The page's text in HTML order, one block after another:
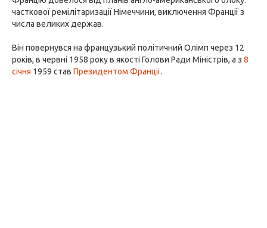
часткової ремілітаризації Німеччини, виключення Франції з
числа великих держав.
Він повернувся на французький політичний Олімп через 12
років, в червні 1958 року в якості Голови Ради Міністрів, а з 8
січня 1959 став Президентом Франції.